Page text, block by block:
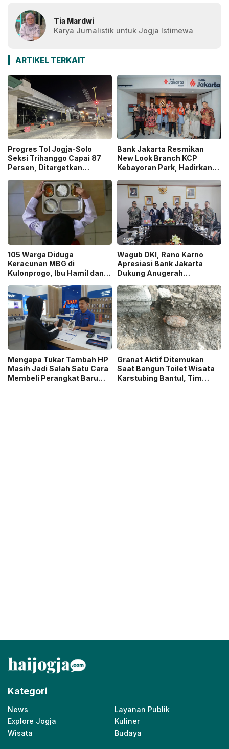
Tia Mardwi
Karya Jurnalistik untuk Jogja Istimewa
ARTIKEL TERKAIT
Progres Tol Jogja-Solo
Seksi Trihanggo Capai 87
Persen, Ditargetkan
Bawen Agustus 2026
Bank Jakarta Resmikan
New Look Branch KCP
Kebayoran Park, Hadirkan
Modern
105 Warga Diduga
Keracunan MBG di
Kulonprogo, Ibu Hamil dan
Terdampak
Wagub DKI, Rano Karno
Apresiasi Bank Jakarta
Dukung Anugerah
Dorong Karya Berkualitas
Sambut 5 Abad Jakarta
Mengapa Tukar Tambah HP
Masih Jadi Salah Satu Cara
Membeli Perangkat Baru
Granat Aktif Ditemukan
Saat Bangun Toilet Wisata
Karstubing Bantul, Tim
Kategori
News
Layanan Publik
Explore Jogja
Kuliner
Wisata
Budaya